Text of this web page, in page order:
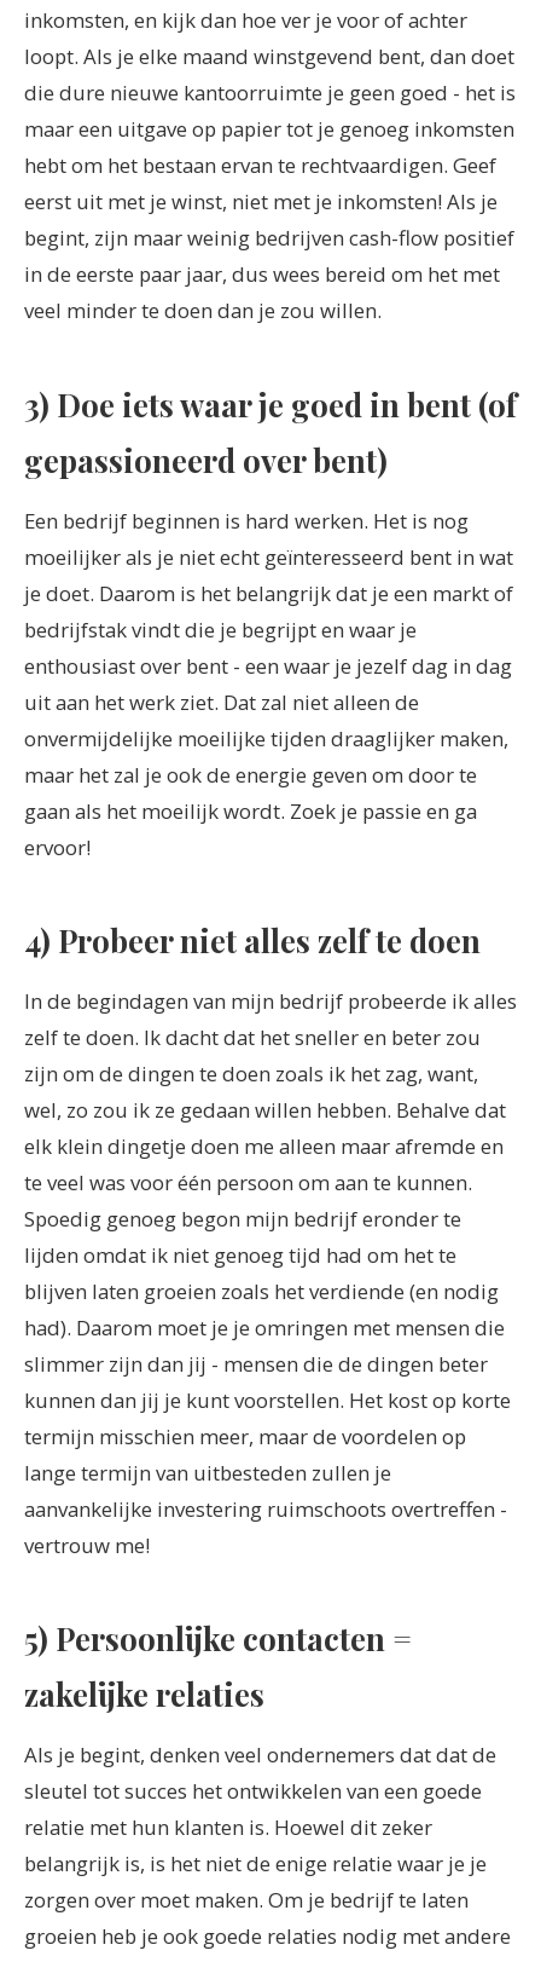
inkomsten, en kijk dan hoe ver je voor of achter
loopt. Als je elke maand winstgevend bent, dan doet
die dure nieuwe kantoorruimte je geen goed - het is
maar een uitgave op papier tot je genoeg inkomsten
hebt om het bestaan ervan te rechtvaardigen. Geef
eerst uit met je winst, niet met je inkomsten! Als je
begint, zijn maar weinig bedrijven cash-flow positief
in de eerste paar jaar, dus wees bereid om het met
veel minder te doen dan je zou willen.
3) Doe iets waar je goed in bent (of
gepassioneerd over bent)
Een bedrijf beginnen is hard werken. Het is nog
moeilijker als je niet echt geïnteresseerd bent in wat
je doet. Daarom is het belangrijk dat je een markt of
bedrijfstak vindt die je begrijpt en waar je
enthousiast over bent - een waar je jezelf dag in dag
uit aan het werk ziet. Dat zal niet alleen de
onvermijdelijke moeilijke tijden draaglijker maken,
maar het zal je ook de energie geven om door te
gaan als het moeilijk wordt. Zoek je passie en ga
ervoor!
4) Probeer niet alles zelf te doen
In de begindagen van mijn bedrijf probeerde ik alles
zelf te doen. Ik dacht dat het sneller en beter zou
zijn om de dingen te doen zoals ik het zag, want,
wel, zo zou ik ze gedaan willen hebben. Behalve dat
elk klein dingetje doen me alleen maar afremde en
te veel was voor één persoon om aan te kunnen.
Spoedig genoeg begon mijn bedrijf eronder te
lijden omdat ik niet genoeg tijd had om het te
blijven laten groeien zoals het verdiende (en nodig
had). Daarom moet je je omringen met mensen die
slimmer zijn dan jij - mensen die de dingen beter
kunnen dan jij je kunt voorstellen. Het kost op korte
termijn misschien meer, maar de voordelen op
lange termijn van uitbesteden zullen je
aanvankelijke investering ruimschoots overtreffen -
vertrouw me!
5) Persoonlijke contacten =
zakelijke relaties
Als je begint, denken veel ondernemers dat dat de
sleutel tot succes het ontwikkelen van een goede
relatie met hun klanten is. Hoewel dit zeker
belangrijk is, is het niet de enige relatie waar je je
zorgen over moet maken. Om je bedrijf te laten
groeien heb je ook goede relaties nodig met andere